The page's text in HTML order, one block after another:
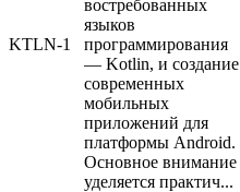
KTLN-1
востребованных
языков
программирования
— Kotlin, и создание
современных
мобильных
приложений для
платформы Android.
Основное внимание
уделяется практич...